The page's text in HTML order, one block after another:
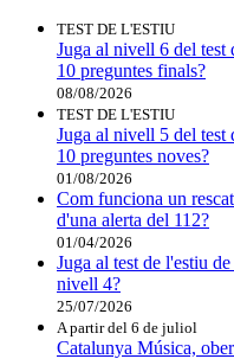
TEST DE L'ESTIU
Juga al nivell 6 del test
10 preguntes finals?
08/08/2026
TEST DE L'ESTIU
Juga al nivell 5 del test
10 preguntes noves?
01/08/2026
Com funciona un
d'una alerta del 112?
01/04/2026
Juga al test de l'estiu
nivell 4?
25/07/2026
A partir del 6 de juliol
Catalunya Música,